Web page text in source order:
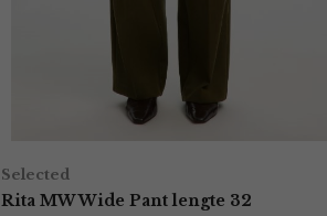
Selected
Rita MW Wide Pant lengte 32